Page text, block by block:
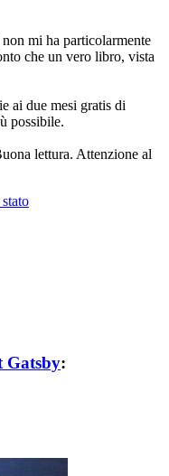
mi ha particolarmente
che un vero libro, vista
ai due mesi gratis di
possibile.
lettura. Attenzione al
Gatsby: